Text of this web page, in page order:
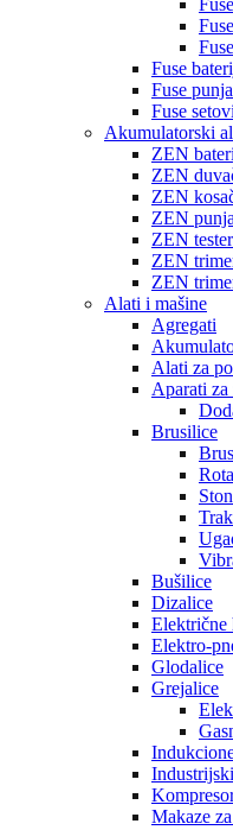
Fuse
Fuse
Fuse setovi
Akumulatorski
ZEN
ZEN
ZEN
ZEN
ZEN
ZEN
ZEN
Alati i mašine
Agregati
Alati za
Aparati
Brusilice
Bušilice
Dizalice
Električne
Elektro-
Glodalice
Grejalice
Makaze